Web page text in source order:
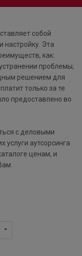
собой
настройку. Эта
как:
проблемы;
решением для
только за те
предоставлено во
с деловыми
аутсорсинга
ценам, и